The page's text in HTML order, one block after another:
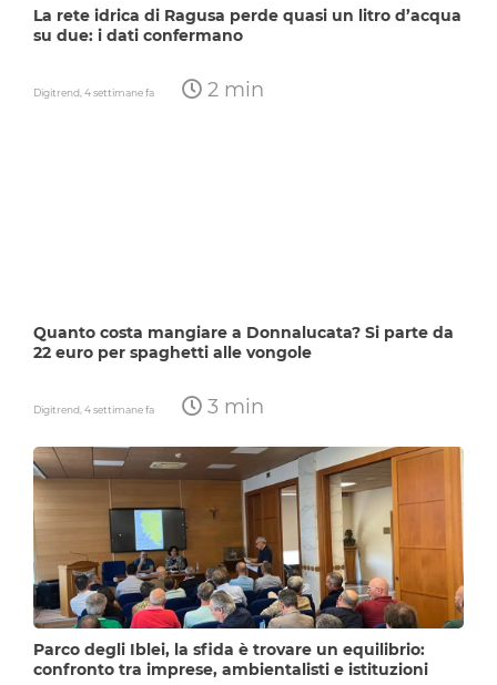
La rete idrica di Ragusa perde quasi un litro d’acqua
su due: i dati confermano
Digitrend,4 settimane fa 2 min
Quanto costa mangiare a Donnalucata? Si parte da
22 euro per spaghetti alle vongole
Digitrend,4 settimane fa 3 min
Parco degli Iblei, la sfida è trovare un equilibrio:
confronto tra imprese, ambientalisti e istituzioni